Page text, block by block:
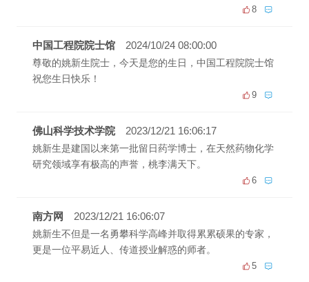
8
中国工程院院士馆 2024/10/24 08:00:00
尊敬的姚新生院士，今天是您的生日，中国工程院院士馆
祝您生日快乐！
9
佛山科学技术学院 2023/12/21 16:06:17
姚新生是建国以来第一批留日药学博士，在天然药物化学
研究领域享有极高的声誉，桃李满天下。
6
南方网 2023/12/21 16:06:07
姚新生不但是一名勇攀科学高峰并取得累累硕果的专家，
更是一位平易近人、传道授业解惑的师者。
5